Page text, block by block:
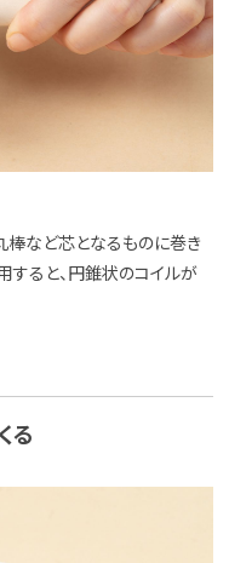
棒など芯となるものに巻き
すると、円錐状のコイルが
る